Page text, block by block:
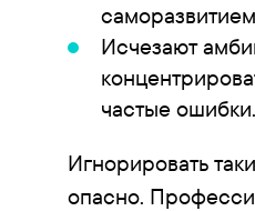
Исчезают
частые ошибки.
Игнорировать
опасно.